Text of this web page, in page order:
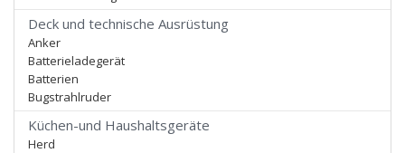
Deck und technische Ausrüstung
Anker
Batterieladegerät
Batterien
Bugstrahlruder
Küchen-und Haushaltsgeräte
Herd